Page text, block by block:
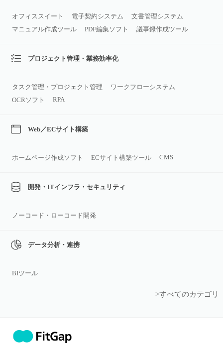
オフィススイート 電子契約システム
文書管理システム
マニュアル作成ツール
PDF編集ソフト 議事録作成ツール
プロジェクト管理・業務効率化
タスク管理・プロジェクト管理
ワークフローシステム
OCRソフト
RPA
Web／ECサイト構築
ホームページ作成ソフト ECサイト構築ツール CMS
開発・ITインフラ・セキュリティ
ノーコード・ローコード開発
データ分析・連携
BIツール
>すべてのカテゴリ